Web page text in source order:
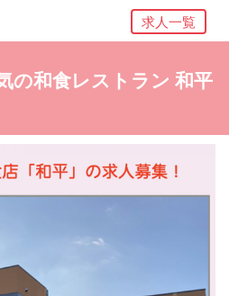
求人一覧
の和食レストラン 和平